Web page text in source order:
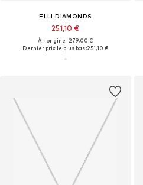
ELLI DIAMONDS
251,10 €
À l'origine : 279,00 €
Dernier prix le plus bas :251,10 €